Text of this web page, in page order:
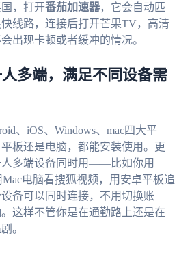
，打开番茄加速器，它会自动匹
线路，连接后打开芒果TV，高清
出现卡顿或者缓冲的情况。
多端，满足不同设备需
、iOS、Windows、mac四大平
板还是电脑，都能安装使用。更
人多端设备同时用——比如你用
电脑看搜狐视频，用安卓平板追
备可以同时连接，不用切换账
这样不管你是在通勤路上还是在
。